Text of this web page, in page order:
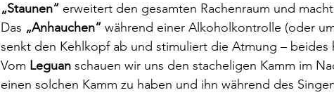
„Staunen“ erweitert den gesamten Rachenraum und
Das „Anhauchen“ während einer Alkoholkontrolle (oder
senkt den Kehlkopf ab und stimuliert die Atmung – beides
Vom Leguan schauen wir uns den stacheligen Kamm im
einen solchen Kamm zu haben und ihn während des